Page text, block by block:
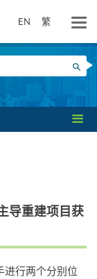
EN 繁
搜寻
导重建项目获
进行两个分别位